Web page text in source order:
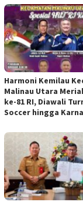
Harmoni Kemilau
Malinau Utara
ke-81 RI, Diawali
Soccer hingga